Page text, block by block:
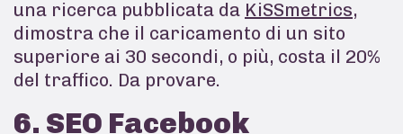
una ricerca pubblicata da KiSSmetrics,
dimostra che il caricamento di un sito
superiore ai 30 secondi, o più, costa il 20%
del traffico. Da provare.
6. SEO Facebook